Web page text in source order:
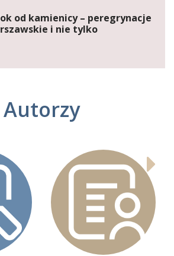
od kamienicy – peregrynacje
i nie tylko
Autorzy